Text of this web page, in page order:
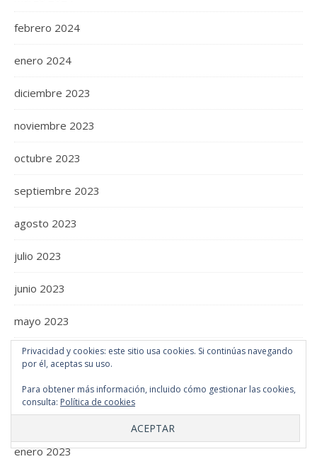
febrero 2024
enero 2024
diciembre 2023
noviembre 2023
octubre 2023
septiembre 2023
agosto 2023
julio 2023
junio 2023
mayo 2023
abril 2023
marzo 2023
febrero 2023
enero 2023
Privacidad y cookies: este sitio usa cookies. Si continúas navegando
por él, aceptas su uso.
Para obtener más información, incluido cómo gestionar las cookies,
consulta: Política de cookies